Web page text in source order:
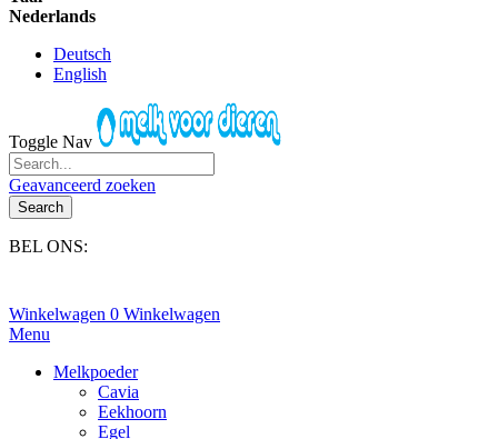
Nederlands
Deutsch
English
Toggle Nav
Geavanceerd zoeken
Search
BEL ONS:
Winkelwagen 0 Winkelwagen
Menu
Melkpoeder
Cavia
Eekhoorn
Egel